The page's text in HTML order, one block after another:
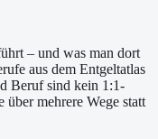
– und was man dort
aus dem Entgeltatlas
Beruf sind kein 1:1-
über mehrere Wege statt